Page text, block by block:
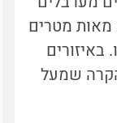
מאות מטרים
שמעל